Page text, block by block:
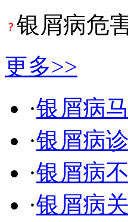
银屑病危
更多>>
·银屑病
·银屑病
·银屑病
·银屑病